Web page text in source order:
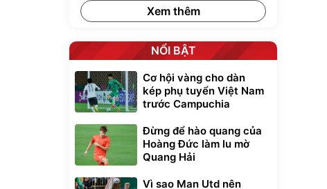
Xem thêm
NỔI BẬT
Cơ hội vàng cho dàn
kép phụ tuyển Việt Nam
trước Campuchia
Đừng để hào quang của
Hoàng Đức làm lu mờ
Quang Hải
Vì sao Man Utd nên